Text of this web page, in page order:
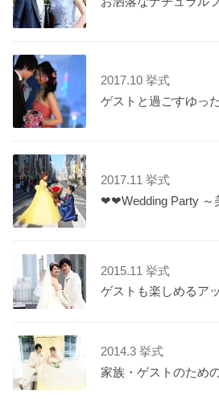
2017.10 挙式
ゲストと過ごすゆっ
2017.11 挙式
❤❤Wedding Party
2015.11 挙式
ゲストも楽しめるア
2014.3 挙式
家族・ゲストのため